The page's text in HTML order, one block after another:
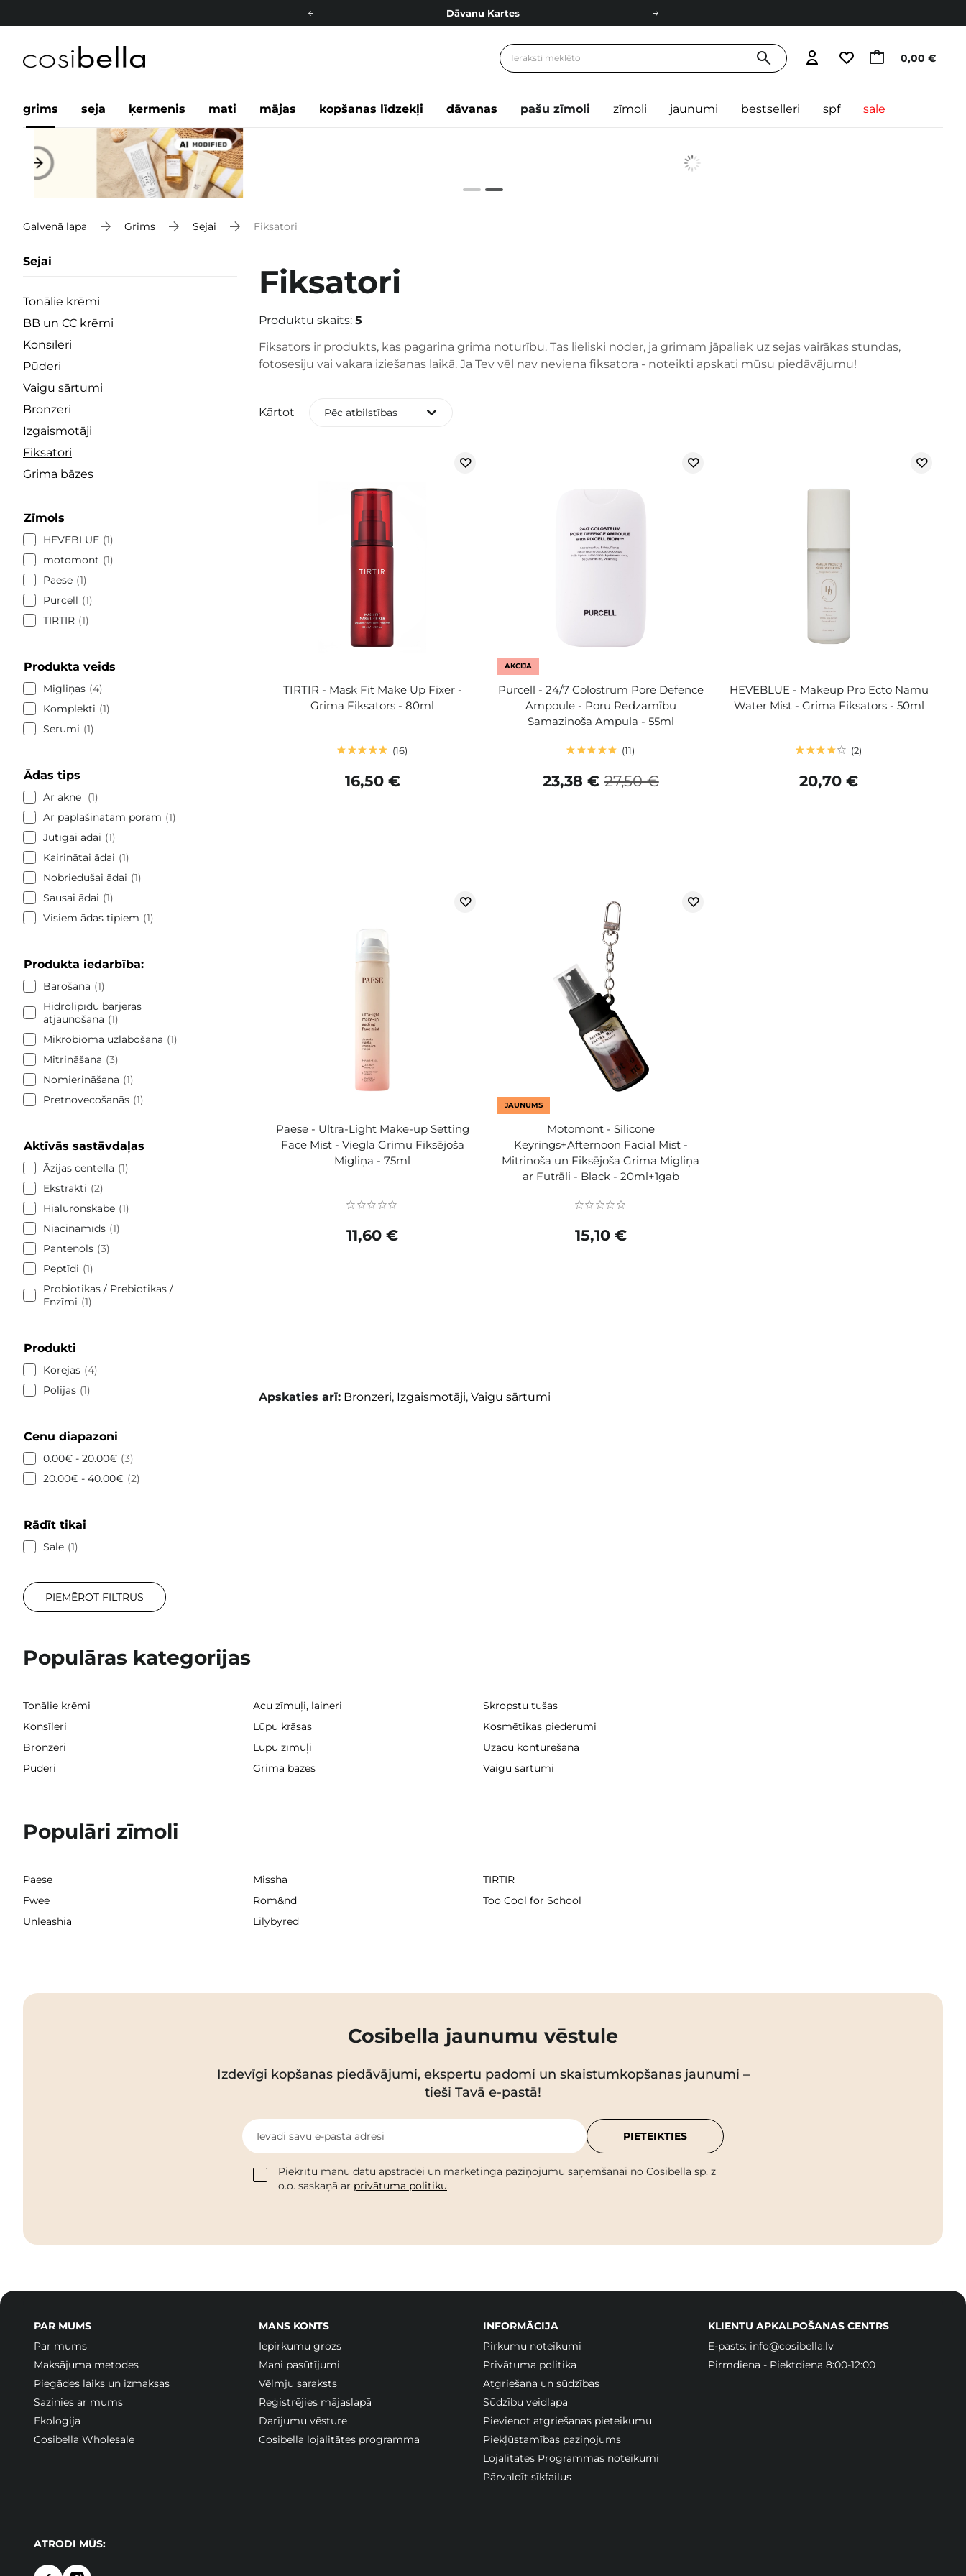
Dāvanu Kartes
Bezmaskas piegāde no 49,00 € 0,00 €
grims seja ķermenis mati mājas kopšanas līdzekļi dāvanas pašu zīmoli zīmoli jaunumi bestselleri spf sale
Galvenā lapa Grims Sejai Fiksatori
Sejai
Tonālie krēmi
BB un CC krēmi
Konsīleri
Pūderi
Vaigu sārtumi
Bronzeri
Izgaismotāji
Fiksatori
Grima bāzes
Zīmols
HEVEBLUE 1
motomont
1
Paese 1
Purcell
1
TIRTIR 1
Produkta veids
Migliņas 4
Komplekti
1
Serumi
1
Ādas tips
Ar akne
1
Ar paplašinātām porām
1
Jutīgai ādai
1
Kairinātai ādai
1
Nobriedušai ādai
1
Sausai ādai
1
Visiem ādas tipiem
1
Produkta iedarbība:
Barošana
1
Hidrolipīdu barjeras
atjaunošana
1
Mikrobioma uzlabošana
1
Mitrināšana
3
Nomierināšana
1
Pretnovecošanās 1
Aktīvās sastāvdaļas
Āzijas centella
1
Ekstrakti
2
Hialuronskābe 1
Niacinamīds 1
Pantenols 3
Peptīdi
1
Probiotikas / Prebiotikas /
Enzīmi
1
Produkti
Korejas 4
Polijas 1
Cenu diapazoni
0.00€ - 20.00€ 3
20.00€ - 40.00€ 2
Rādīt tikai
Sale 1
PIEMĒROT FILTRUS
Fiksatori
Produktu skaits: 5
Fiksators ir produkts, kas pagarina grima noturību. Tas lieliski noder, ja grimam jāpaliek uz sejas vairākas stundas,
fotosesiju vai vakara iziešanas laikā. Ja Tev vēl nav neviena fiksatora - noteikti apskati mūsu piedāvājumu!
Kārtot Pēc atbilstības
TIRTIR - Mask Fit Make Up Fixer -
Grima Fiksators - 80ml
16
16,50 €
AKCIJA
Purcell - 24/7 Colostrum Pore Defence
Ampoule - Poru Redzamību
Samazinoša Ampula - 55ml
11
27,50 €
23,38 €
HEVEBLUE - Makeup Pro Ecto Namu
Water Mist - Grima Fiksators - 50ml
2
20,70 €
Paese - Ultra-Light Make-up Setting
Face Mist - Viegla Grimu Fiksējoša
Migliņa - 75ml
11,60 €
JAUNUMS
Motomont - Silicone
Keyrings+Afternoon Facial Mist -
Mitrinoša un Fiksējoša Grima Migliņa
ar Futrāli - Black - 20ml+1gab
15,10 €
Apskaties arī: Bronzeri, Izgaismotāji, Vaigu sārtumi
Populāras kategorijas
Tonālie krēmi Acu zīmuļi, laineri
Skropstu tušas
Konsīleri
Lūpu krāsas
Kosmētikas piederumi
Bronzeri
Lūpu zīmuļi
Uzacu konturēšana
Pūderi
Grima bāzes Vaigu sārtumi
Populāri zīmoli
Paese Missha
TIRTIR
Fwee
Rom&nd
Too Cool for School
Unleashia
Lilybyred
Cosibella jaunumu vēstule
Izdevīgi kopšanas piedāvājumi, ekspertu padomi un skaistumkopšanas jaunumi –
tieši Tavā e-pastā!
Ievadi savu e-pasta adresi
Piekrītu manu datu apstrādei un mārketinga paziņojumu saņemšanai no Cosibella sp. z
o.o. saskaņā ar privātuma politiku.
PIETEIKTIES
PAR MUMS
Par mums
Maksājuma metodes
Piegādes laiks un izmaksas
Sazinies ar mums
Ekoloģija
Cosibella Wholesale
MANS KONTS
Iepirkumu grozs
Mani pasūtījumi
Vēlmju saraksts
Reģistrējies mājaslapā
Darījumu vēsture
Cosibella lojalitātes programma
INFORMĀCIJA
Pirkumu noteikumi
Privātuma politika
Atgriešana un sūdzības
Sūdzību veidlapa
Pievienot atgriešanas pieteikumu
Piekļūstamības paziņojums
Lojalitātes Programmas noteikumi
Pārvaldīt sīkfailus
KLIENTU APKALPOŠANAS CENTRS
E-pasts: info@cosibella.lv
Pirmdiena - Piektdiena 8:00-12:00
ATRODI MŪS: